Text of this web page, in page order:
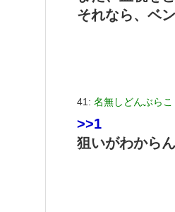
それなら、ベ
41: 名無しどんぶらこ
>>1
狙いがわから